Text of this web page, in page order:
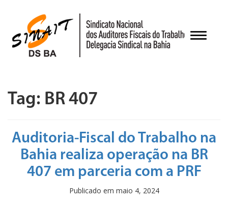
para
conteúdo
Alternar
Tag: BR 407
Auditoria-Fiscal do Trabalho na
Bahia realiza operação na BR
407 em parceria com a PRF
Publicado em maio 4, 2024